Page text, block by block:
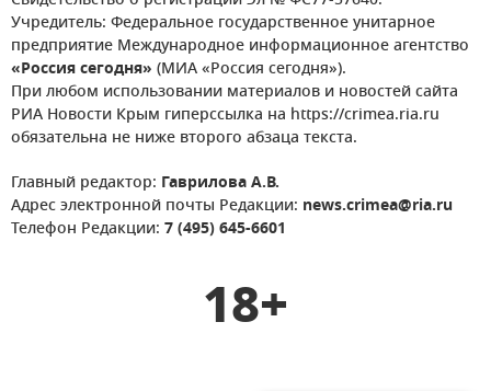
Учредитель: Федеральное государственное унитарное
предприятие Международное информационное агентство
«Россия сегодня» (МИА «Россия сегодня»).
При любом использовании материалов и новостей сайта
РИА Новости Крым гиперссылка на https://crimea.ria.ru
обязательна не ниже второго абзаца текста.
Главный редактор: Гаврилова А.В.
Адрес электронной почты Редакции: news.crimea@ria.ru
Телефон Редакции: 7 (495) 645-6601
18+